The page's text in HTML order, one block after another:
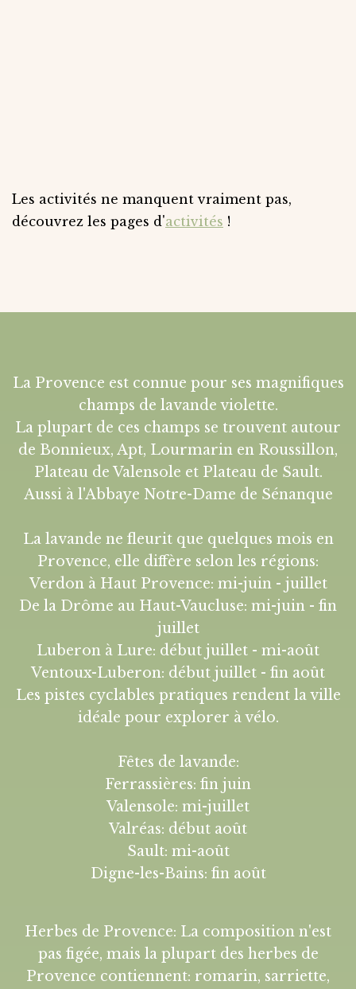
Les activités ne manquent vraiment pas,
découvrez les pages d'activités !
La Provence est connue pour ses magnifiques
champs de lavande violette.
La plupart de ces champs se trouvent autour
de Bonnieux, Apt, Lourmarin en Roussillon,
Plateau de Valensole et Plateau de Sault.
Aussi à l'Abbaye Notre-Dame de Sénanque
La lavande ne fleurit que quelques mois en
Provence, elle diffère selon les régions:
Verdon à Haut Provence: mi-juin - juillet
De la Drôme au Haut-Vaucluse: mi-juin - fin
juillet
Luberon à Lure: début juillet - mi-août
Ventoux-Luberon: début juillet - fin août
Les pistes cyclables pratiques rendent la ville
idéale pour explorer à vélo.
Fêtes de lavande:
Ferrassières: fin juin
Valensole: mi-juillet
Valréas: début août
Sault: mi-août
Digne-les-Bains: fin août
Herbes de Provence: La composition n'est
pas figée, mais la plupart des herbes de
Provence contiennent: romarin, sarriette,